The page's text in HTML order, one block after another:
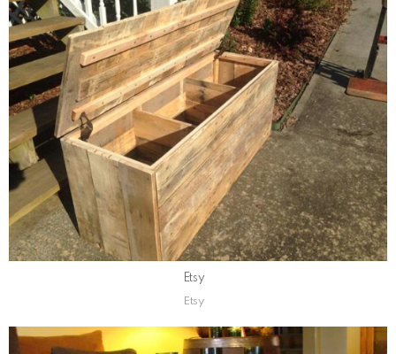
Etsy
Etsy